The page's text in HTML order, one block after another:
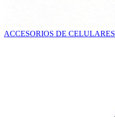
ACCESORIOS DE CELULARES